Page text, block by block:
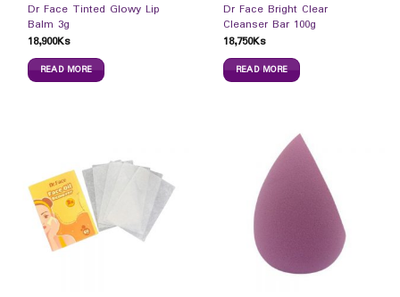
Dr Face Tinted Glowy Lip
Balm 3g
18,900Ks
READ MORE
Dr Face Bright Clear
Cleanser Bar 100g
18,750Ks
READ MORE